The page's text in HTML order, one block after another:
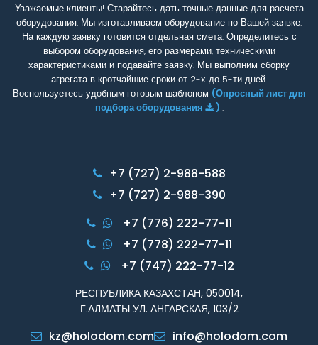
Уважаемые клиенты! Старайтесь дать точные данные для расчета
оборудования. Мы изготавливаем оборудование по Вашей заявке.
На каждую заявку готовится отдельная смета. Определитесь с
выбором оборудования, его размерами, техническими
характеристиками и подавайте заявку. Мы выполним сборку
агрегата в кротчайшие сроки от 2-х до 5-ти дней.
Воспользуетесь удобным готовым шаблоном (Опросный лист для
подбора оборудования
) .
+7 (727) 2-988-588
+7 (727) 2-988-390
+7 (776) 222-77-11
+7 (778) 222-77-11
+7 (747) 222-77-12
РЕСПУБЛИКА КАЗАХСТАН, 050014,
Г.АЛМАТЫ УЛ. АНГАРСКАЯ, 103/2
kz@holodom.com info@holodom.com